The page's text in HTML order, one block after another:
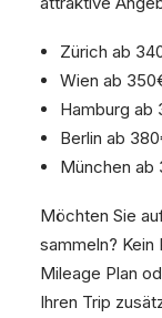
Zürich ab
Wien ab
Hamburg ab
Berlin ab
München ab
Möchten Sie
sammeln?
Mileage Plan
Ihren Trip